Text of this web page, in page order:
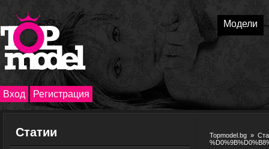
Модели
Вход Регистрация
Статии Topmodel.bg »